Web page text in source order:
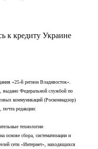
к кредиту Украине
«25-й регион Владивосток».
Федеральной службой по
коммуникаций (Роскомнадзор)
редакции:
технологии
основе сбора, систематизации и
сети «Интернет», находящихся